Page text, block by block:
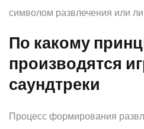
символом развлечения или
По какому
производятся
саундтреки
Процесс формирования